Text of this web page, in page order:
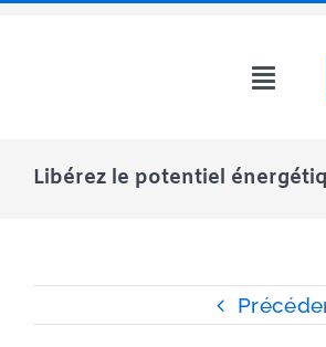
Libérez le potentiel